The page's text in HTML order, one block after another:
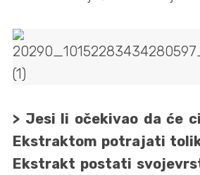
> Jesi li očekivao da će
Ekstraktom potrajati
Ekstrakt postati